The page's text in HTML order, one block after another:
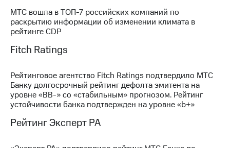
МТС вошла в ТОП-7 российских компаний по
раскрытию информации об изменении климата в
рейтинге CDP
Fitch Ratings
Рейтинговое агентство Fitch Ratings подтвердило МТС
Банку долгосрочный рейтинг дефолта эмитента на
уровне «BB-» со «стабильным» прогнозом. Рейтинг
устойчивости банка подтвержден на уровне «b+»
Рейтинг Эксперт РА